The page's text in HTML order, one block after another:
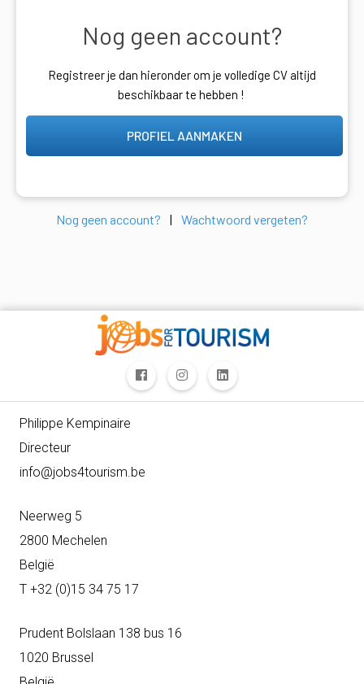
Nog geen account?
Registreer je dan hieronder om je volledige CV altijd
beschikbaar te hebben !
PROFIEL AANMAKEN
Nog geen account? | Wachtwoord vergeten?
Philippe Kempinaire
Directeur
info@jobs4tourism.be
Neerweg 5
2800 Mechelen
België
T +32 (0)15 34 75 17
Prudent Bolslaan 138 bus 16
1020 Brussel